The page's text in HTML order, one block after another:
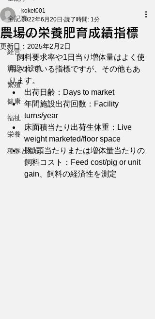
全記事
ニュース
経営
施設と設備
繁殖
健康
福祉
栄養
種豚と遺伝
農場の栄養肥育成績指標
koket001
2022年6月20日 読了時間: 1分
更新日： 2025年2月2日
飼料要求率や1日当り増体量はよく使
用されている指標ですが、その他もあ
ります。
出荷日齢：Days to market
年間施設出荷回数：Facility
turns/year
床面積当たり出荷生体重：Live
weight marketed/floor space
豚1頭当たりまたは増体量当たりの
飼料コスト：Feed cost/pig or unit
gain、飼料の経済性を測定